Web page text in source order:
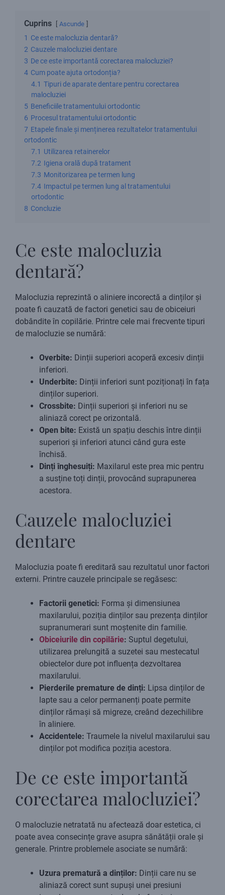
Cuprins Ascunde
1 Ce este malocluzia dentară?
2 Cauzele malocluziei dentare
3 De ce este importantă corectarea malocluziei?
4 Cum poate ajuta ortodonția?
4.1 Tipuri de aparate dentare pentru corectarea
malocluziei
5 Beneficiile tratamentului ortodontic
6 Procesul tratamentului ortodontic
7 Etapele finale și menținerea rezultatelor tratamentului
ortodontic
7.1 Utilizarea retainerelor
7.2 Igiena orală după tratament
7.3 Monitorizarea pe termen lung
7.4 Impactul pe termen lung al tratamentului
ortodontic
8 Concluzie
Ce este malocluzia
dentară?
Malocluzia reprezintă o aliniere incorectă a dinților și
poate fi cauzată de factori genetici sau de obiceiuri
dobândite în copilărie. Printre cele mai frecvente tipuri
de malocluzie se numără:
Overbite: Dinții superiori acoperă excesiv dinții
inferiori.
Underbite: Dinții inferiori sunt poziționați în fața
dinților superiori.
Crossbite: Dinții superiori și inferiori nu se
aliniază corect pe orizontală.
Open bite: Există un spațiu deschis între dinții
superiori și inferiori atunci când gura este
închisă.
Dinți înghesuiți: Maxilarul este prea mic pentru
a susține toți dinții, provocând suprapunerea
acestora.
Cauzele malocluziei
dentare
Malocluzia poate fi ereditară sau rezultatul unor factori
externi. Printre cauzele principale se regăsesc:
Factorii genetici: Forma și dimensiunea
maxilarului, poziția dinților sau prezența dinților
supranumerari sunt moștenite din familie.
Obiceiurile din copilărie: Suptul degetului,
utilizarea prelungită a suzetei sau mestecatul
obiectelor dure pot influența dezvoltarea
maxilarului.
Pierderile premature de dinți: Lipsa dinților de
lapte sau a celor permanenți poate permite
dinților rămași să migreze, creând dezechilibre
în aliniere.
Accidentele: Traumele la nivelul maxilarului sau
dinților pot modifica poziția acestora.
De ce este importantă
corectarea malocluziei?
O malocluzie netratată nu afectează doar estetica, ci
poate avea consecințe grave asupra sănătății orale și
generale. Printre problemele asociate se numără:
Uzura prematură a dinților: Dinții care nu se
aliniază corect sunt supuși unei presiuni